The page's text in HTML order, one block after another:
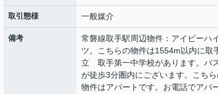
取引態様 一般媒介
備考
常磐線取手駅周辺物件：アイビーハ
ツ。こちらの物件は1554m以内に取
立 取手第一中学校があります。バ
が徒歩3分圏内にございます。こち
物件はアパートです。お電話でアパ